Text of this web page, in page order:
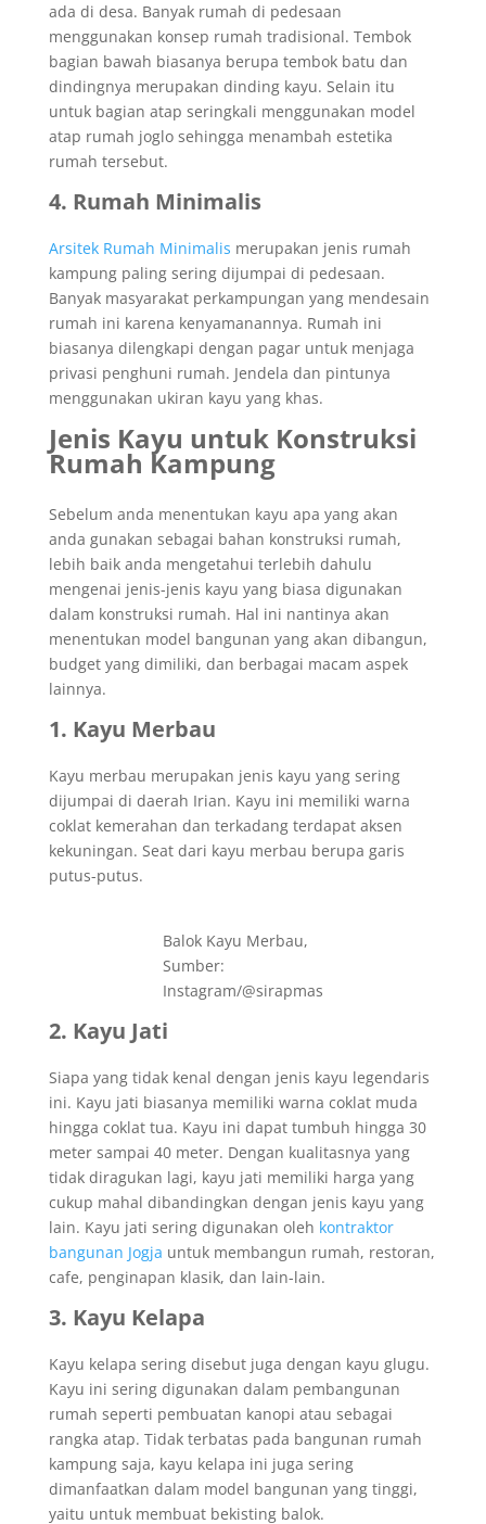
ada di desa. Banyak rumah di pedesaan
menggunakan konsep rumah tradisional. Tembok
bagian bawah biasanya berupa tembok batu dan
dindingnya merupakan dinding kayu. Selain itu
untuk bagian atap seringkali menggunakan model
atap rumah joglo sehingga menambah estetika
rumah tersebut.
4. Rumah Minimalis
Arsitek Rumah Minimalis merupakan jenis rumah
kampung paling sering dijumpai di pedesaan.
Banyak masyarakat perkampungan yang mendesain
rumah ini karena kenyamanannya. Rumah ini
biasanya dilengkapi dengan pagar untuk menjaga
privasi penghuni rumah. Jendela dan pintunya
menggunakan ukiran kayu yang khas.
Jenis Kayu untuk Konstruksi
Rumah Kampung
Sebelum anda menentukan kayu apa yang akan
anda gunakan sebagai bahan konstruksi rumah,
lebih baik anda mengetahui terlebih dahulu
mengenai jenis-jenis kayu yang biasa digunakan
dalam konstruksi rumah. Hal ini nantinya akan
menentukan model bangunan yang akan dibangun,
budget yang dimiliki, dan berbagai macam aspek
lainnya.
1. Kayu Merbau
Kayu merbau merupakan jenis kayu yang sering
dijumpai di daerah Irian. Kayu ini memiliki warna
coklat kemerahan dan terkadang terdapat aksen
kekuningan. Seat dari kayu merbau berupa garis
putus-putus.
Balok Kayu Merbau,
Sumber:
Instagram/@sirapmas
2. Kayu Jati
Siapa yang tidak kenal dengan jenis kayu legendaris
ini. Kayu jati biasanya memiliki warna coklat muda
hingga coklat tua. Kayu ini dapat tumbuh hingga 30
meter sampai 40 meter. Dengan kualitasnya yang
tidak diragukan lagi, kayu jati memiliki harga yang
cukup mahal dibandingkan dengan jenis kayu yang
lain. Kayu jati sering digunakan oleh kontraktor
bangunan Jogja untuk membangun rumah, restoran,
cafe, penginapan klasik, dan lain-lain.
3. Kayu Kelapa
Kayu kelapa sering disebut juga dengan kayu glugu.
Kayu ini sering digunakan dalam pembangunan
rumah seperti pembuatan kanopi atau sebagai
rangka atap. Tidak terbatas pada bangunan rumah
kampung saja, kayu kelapa ini juga sering
dimanfaatkan dalam model bangunan yang tinggi,
yaitu untuk membuat bekisting balok.